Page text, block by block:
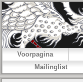
Voorpagina
Mailinglist